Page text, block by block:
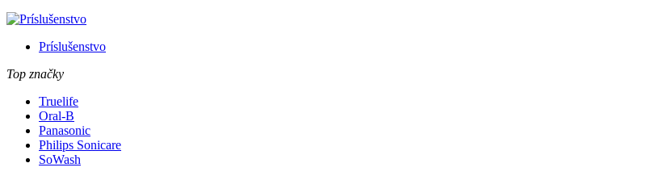
Príslušenstvo
Top značky
Truelife
Oral-B
Panasonic
Philips Sonicare
SoWash